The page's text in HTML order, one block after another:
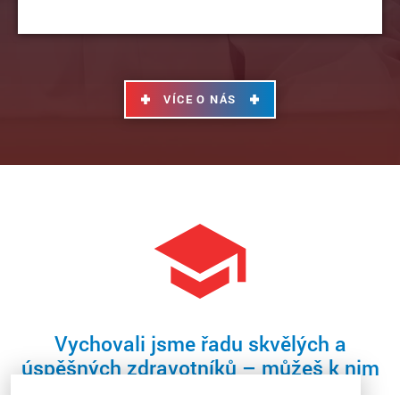
VÍCE O NÁS
Vychovali jsme řadu skvělých a
úspěšných zdravotníků – můžeš k nim